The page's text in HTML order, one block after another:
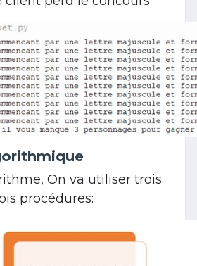
On va utiliser trois
procédures: